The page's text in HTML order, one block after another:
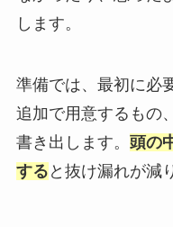
します。
準備では、最初に必
追加で用意するもの
書き出します。 頭の
する と抜け漏れが減